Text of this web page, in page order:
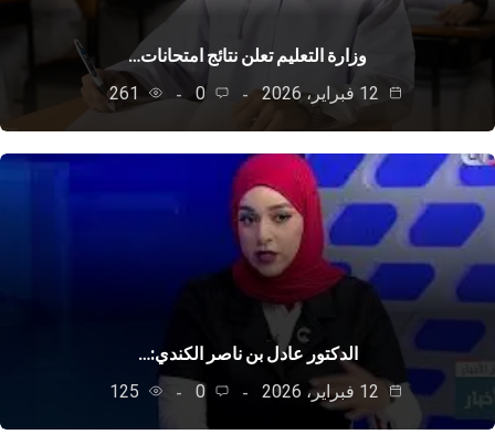
وزارة التعليم تعلن نتائج امتحانات…
0
261
الدكتور عادل بن ناصر الكندي:…
12 فبراير، 2026
0
125